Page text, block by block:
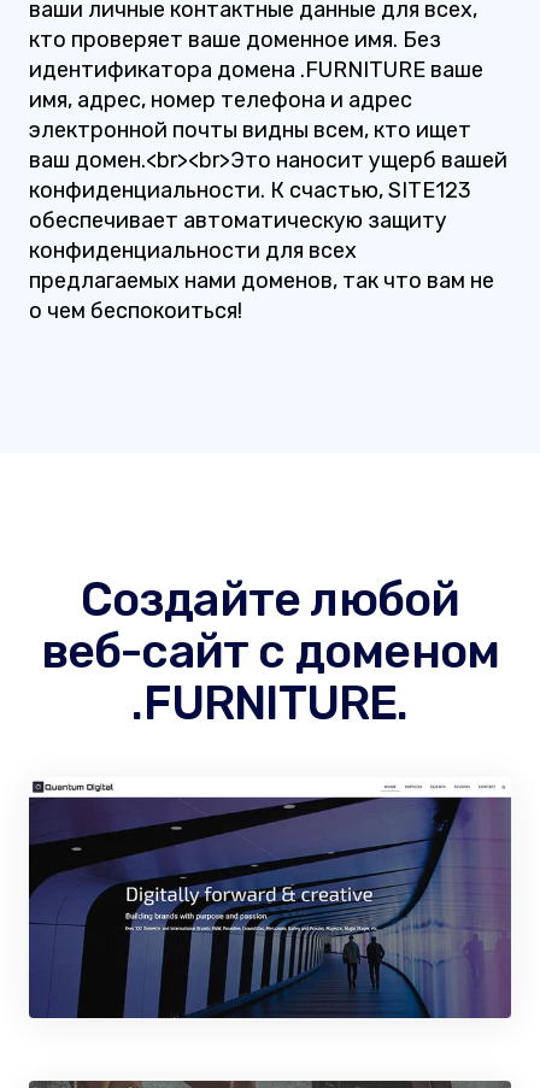
ваши личные контактные данные для всех,
кто проверяет ваше доменное имя. Без
идентификатора домена .FURNITURE ваше
имя, адрес, номер телефона и адрес
электронной почты видны всем, кто ищет
ваш домен.<br><br>Это наносит ущерб вашей
конфиденциальности. К счастью, SITE123
обеспечивает автоматическую защиту
конфиденциальности для всех
предлагаемых нами доменов, так что вам не
о чем беспокоиться!
Создайте любой
веб-сайт с доменом
.FURNITURE.